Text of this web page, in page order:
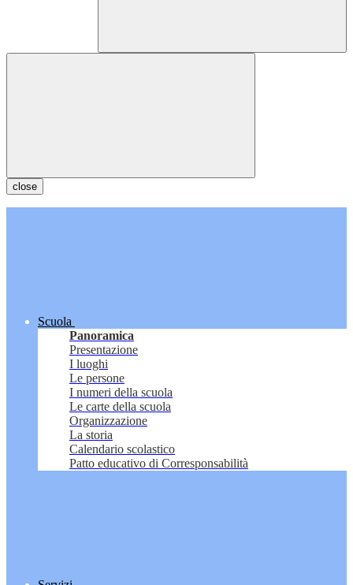
close
Scuola
Panoramica
Presentazione
I luoghi
Le persone
I numeri della scuola
Le carte della scuola
Organizzazione
La storia
Calendario scolastico
Patto educativo di Corresponsabilità